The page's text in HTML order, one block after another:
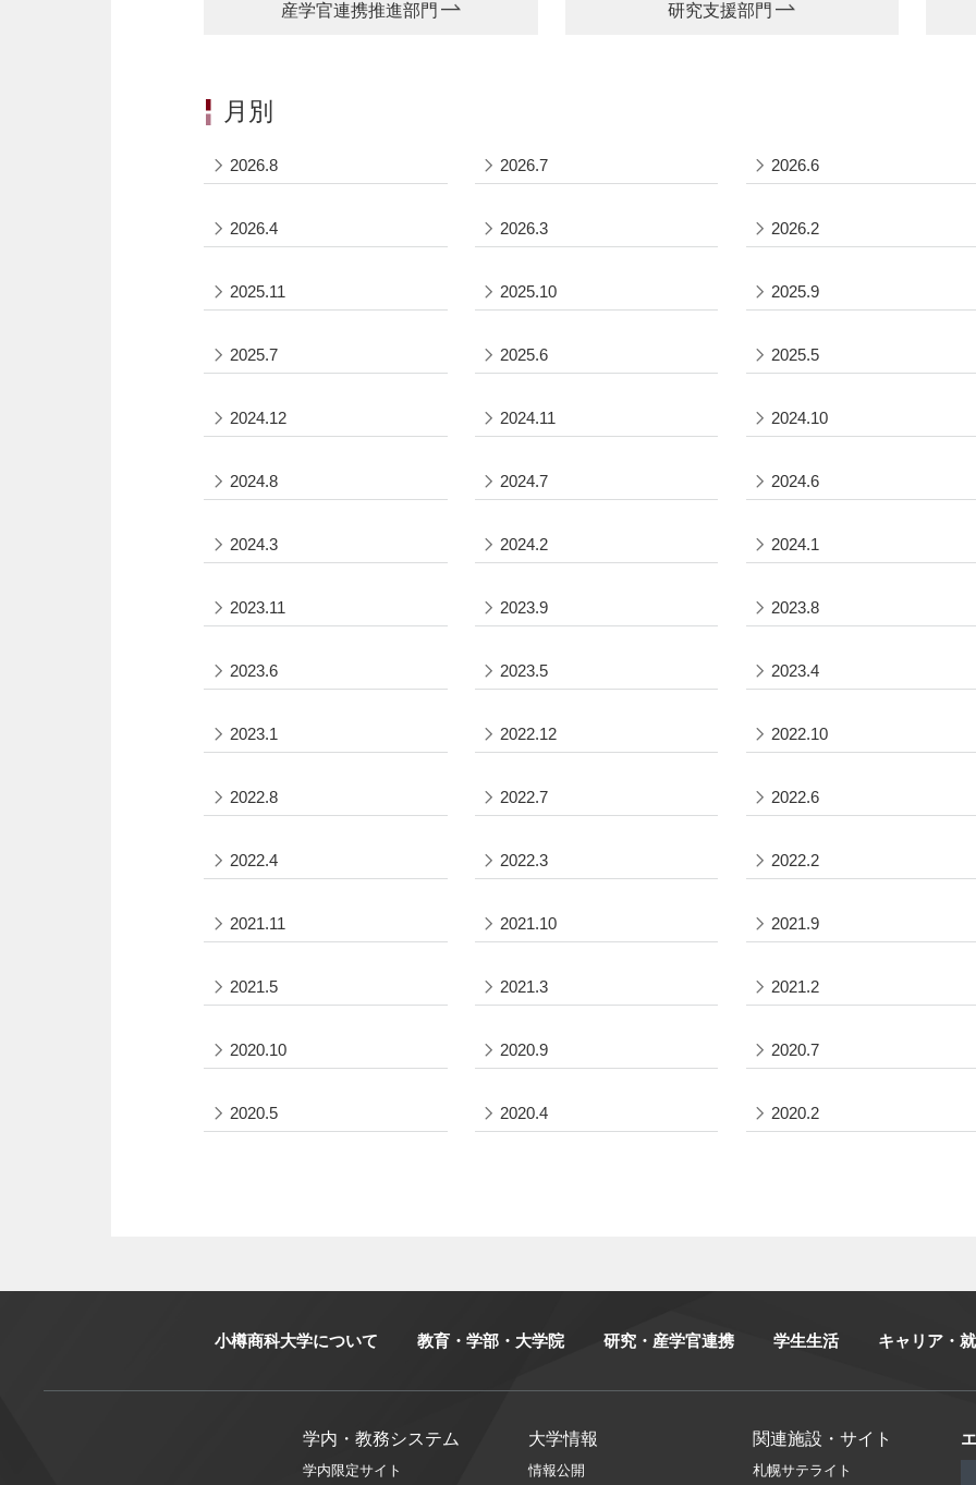
産学官連携推進部門 研究支援部門
月別
2026.8 2026.7 2026.6
2026.4 2026.3 2026.2
2025.11 2025.10 2025.9
2025.7 2025.6 2025.5
2024.12 2024.11 2024.10
2024.8 2024.7 2024.6
2024.3 2024.2 2024.1
2023.11 2023.9 2023.8
2023.6 2023.5 2023.4
2023.1 2022.12 2022.10
2022.8 2022.7 2022.6
2022.4 2022.3 2022.2
2021.11 2021.10 2021.9
2021.5 2021.3 2021.2
2020.10 2020.9 2020.7
2020.5 2020.4 2020.2
小樽商科大学について 教育・学部・大学院 研究・産学官連携 学生生活 キャリア・
学内・教務システム
学内限定サイト
大学情報
情報公開
関連施設・サイト
札幌サテライト